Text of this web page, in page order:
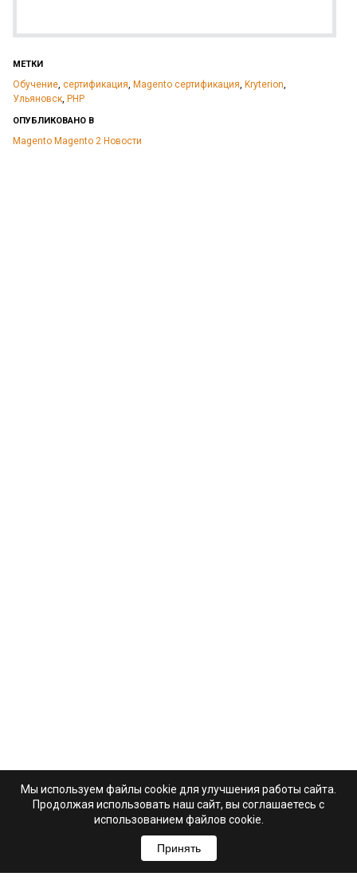
МЕТКИ
Обучение, сертификация, Magento сертификация, Kryterion,
Ульяновск, PHP
ОПУБЛИКОВАНО В
Magento Magento 2 Новости
Мы используем файлы cookie для улучшения работы сайта.
Продолжая использовать наш сайт, вы соглашаетесь с
использованием файлов cookie.
Принять